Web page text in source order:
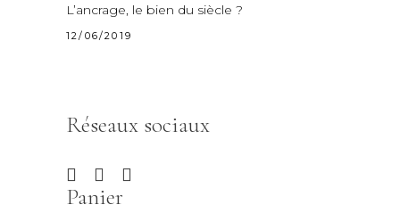
L’ancrage, le bien du siècle ?
12/06/2019
Réseaux sociaux
Panier